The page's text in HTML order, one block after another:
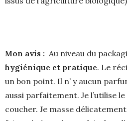
Mon avis : Au niveau du
hygiénique et pratique. Le
un bon point. Il n’ y aucun
aussi parfaitement. Je l’utilise
coucher. Je masse